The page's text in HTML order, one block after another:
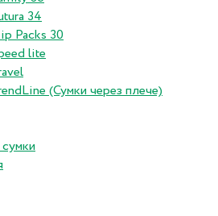
34
Packs 30
lite
(Сумки через плече)